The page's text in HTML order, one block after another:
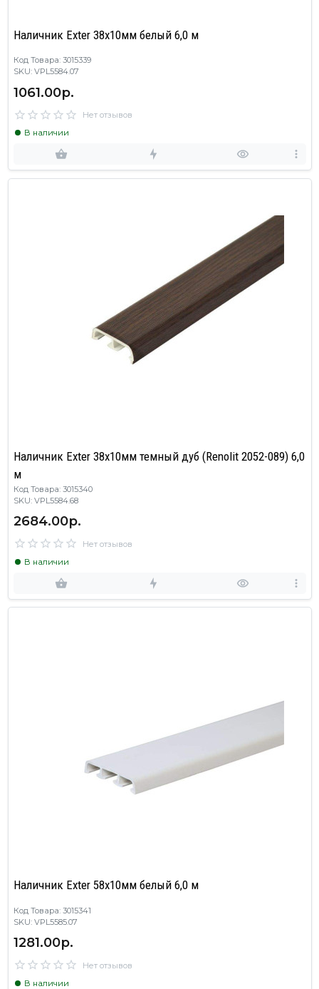
Наличник Exter 38х10мм белый 6,0 м
Код Товара: 3015339
SKU: VPL5584.07
1061.00р.
Нет отзывов
В наличии
Наличник Exter 38х10мм темный дуб (Renolit 2052-089) 6,0
м
Код Товара: 3015340
SKU: VPL5584.68
2684.00р.
Нет отзывов
В наличии
Наличник Exter 58х10мм белый 6,0 м
Код Товара: 3015341
SKU: VPL5585.07
1281.00р.
Нет отзывов
В наличии